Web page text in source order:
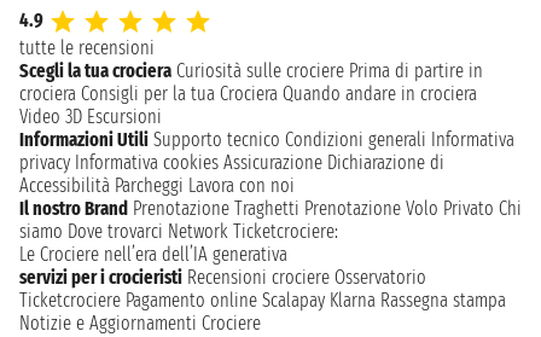
4.9
tutte le recensioni
Scegli la tua crociera Curiosità sulle crociere Prima di partire in
crociera Consigli per la tua Crociera Quando andare in crociera
Video 3D Escursioni
Informazioni Utili Supporto tecnico Condizioni generali Informativa
privacy Informativa cookies Assicurazione Dichiarazione di
Accessibilità Parcheggi Lavora con noi
Il nostro Brand Prenotazione Traghetti Prenotazione Volo Privato Chi
siamo Dove trovarci Network Ticketcrociere:
Le Crociere nell’era dell’IA generativa
servizi per i crocieristi Recensioni crociere Osservatorio
Ticketcrociere Pagamento online Scalapay Klarna Rassegna stampa
Notizie e Aggiornamenti Crociere